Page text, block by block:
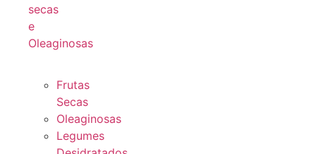
secas
e
Oleaginosas
Frutas
Secas
Oleaginosas
Legumes